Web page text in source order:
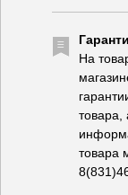
На
товара,
товара